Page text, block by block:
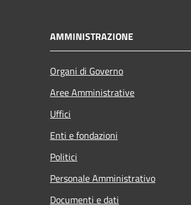
AMMINISTRAZIONE
Organi di Governo
Aree Amministrative
Uffici
Enti e fondazioni
Politici
Personale Amministrativo
Documenti e dati